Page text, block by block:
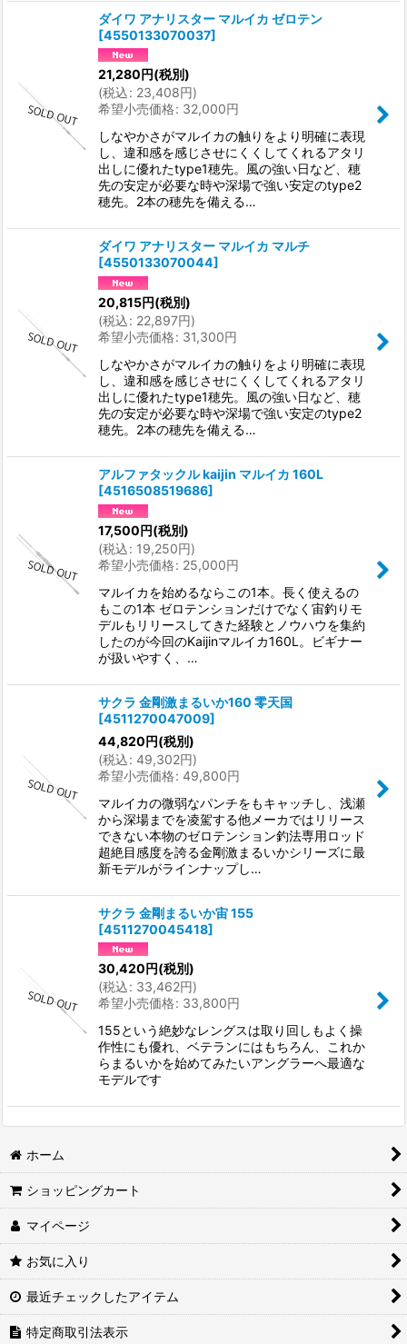
ダイワ アナリスター マルイカ ゼロテン
[4550133070037]
21,280円(税別)
(税込: 23,408円)
希望小売価格: 32,000円
しなやかさがマルイカの触りをより明確に表現
し、違和感を感じさせにくくしてくれるアタリ
出しに優れたtype1穂先。風の強い日など、穂
先の安定が必要な時や深場で強い安定のtype2
穂先。2本の穂先を備える…
ダイワ アナリスター マルイカ マルチ
[4550133070044]
20,815円(税別)
(税込: 22,897円)
希望小売価格: 31,300円
しなやかさがマルイカの触りをより明確に表現
し、違和感を感じさせにくくしてくれるアタリ
出しに優れたtype1穂先。風の強い日など、穂
先の安定が必要な時や深場で強い安定のtype2
穂先。2本の穂先を備える…
アルファタックル kaijin マルイカ 160L
[4516508519686]
17,500円(税別)
(税込: 19,250円)
希望小売価格: 25,000円
マルイカを始めるならこの1本。長く使えるの
もこの1本 ゼロテンションだけでなく宙釣りモ
デルもリリースしてきた経験とノウハウを集約
したのが今回のKaijinマルイカ160L。ビギナー
が扱いやすく、…
サクラ 金剛激まるいか160 零天国
[4511270047009]
44,820円(税別)
(税込: 49,302円)
希望小売価格: 49,800円
マルイカの微弱なパンチをもキャッチし、浅瀬
から深場までを凌駕する他メーカではリリース
できない本物のゼロテンション釣法専用ロッド
超絶目感度を誇る金剛激まるいかシリーズに最
新モデルがラインナップし…
サクラ 金剛まるいか宙 155
[4511270045418]
30,420円(税別)
(税込: 33,462円)
希望小売価格: 33,800円
155という絶妙なレングスは取り回しもよく操
作性にも優れ、ベテランにはもちろん、これか
らまるいかを始めてみたいアングラーへ最適な
モデルです
ホーム
ショッピングカート
マイページ
お気に入り
最近チェックしたアイテム
特定商取引法表示